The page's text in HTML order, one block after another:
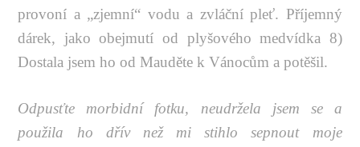
provoní a „zjemní“ vodu a zvláční pleť. Příjemný
dárek, jako obejmutí od plyšového medvídka 8)
Dostala jsem ho od Mauděte k Vánocům a potěšil.
Odpusťte morbidní fotku, neudržela jsem se a
použila ho dřív než mi stihlo sepnout moje